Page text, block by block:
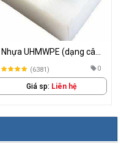
Nhựa UHMWPE (dạng cây,
tấm)
(6381) 0
Giá sp: Liên hệ